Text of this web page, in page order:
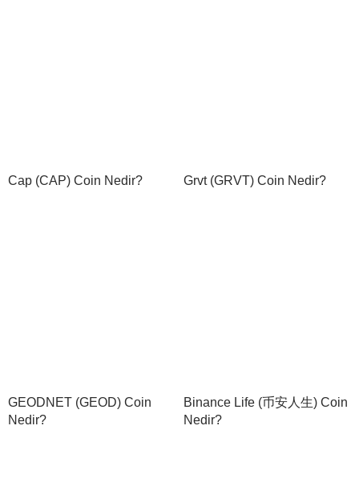
Cap (CAP) Coin Nedir? Grvt (GRVT) Coin Nedir?
GEODNET (GEOD) Coin
Nedir?
Binance Life (币安人生) Coin
Nedir?